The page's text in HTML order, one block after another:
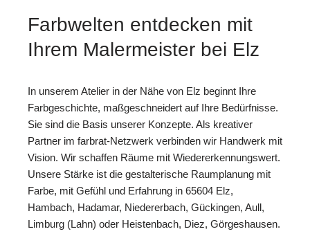
Farbwelten entdecken mit
Ihrem Malermeister bei Elz
In unserem Atelier in der Nähe von Elz beginnt Ihre
Farbgeschichte, maßgeschneidert auf Ihre Bedürfnisse.
Sie sind die Basis unserer Konzepte. Als kreativer
Partner im farbrat-Netzwerk verbinden wir Handwerk mit
Vision. Wir schaffen Räume mit Wiedererkennungswert.
Unsere Stärke ist die gestalterische Raumplanung mit
Farbe, mit Gefühl und Erfahrung in 65604 Elz,
Hambach, Hadamar, Niedererbach, Gückingen, Aull,
Limburg (Lahn) oder Heistenbach, Diez, Görgeshausen.